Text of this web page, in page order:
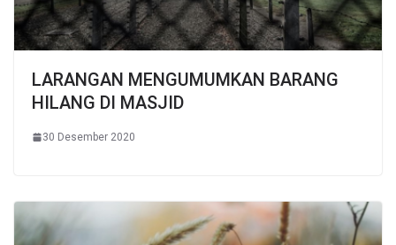
LARANGAN MENGUMUMKAN BARANG
HILANG DI MASJID
30 Desember 2020